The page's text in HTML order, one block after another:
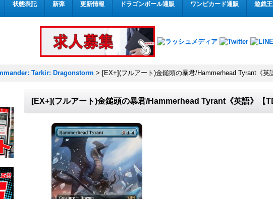
状態表記 新弾 更新情報 ドラゴンボール通販 ワンピカード通販 遊戯
Tarkir: Dragonstorm > [EX+](フルアート)金鎚頭の暴君/Hammerhead Tyrant《英
[EX+](フルアート)金鎚頭の暴君/Hammerhead Tyrant《英語》【